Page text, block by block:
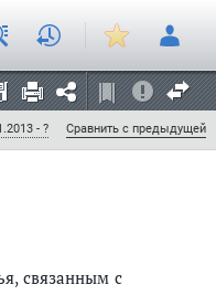
- ? Сравнить с предыдущей
без
оставшихся
родителей,
жилого
связанным с